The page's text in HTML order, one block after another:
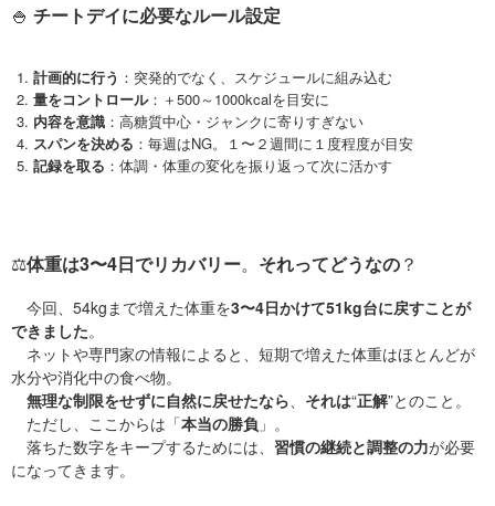
🍚 チートデイに必要なルール設定
計画的に行う ：突発的でなく、スケジュールに組み込む
量をコントロール：＋500～1000kcalを目安に
内容を意識 ：高糖質中心・ジャンクに寄りすぎない
スパンを決める ：毎週はNG。１〜２週間に１度程度が目安
記録を取る ：体調・体重の変化を振り返って次に活かす
⚖️体重は3〜4日でリカバリー。 それってどうなの？
今回、54kgまで増えた体重を3〜4日かけて51kg台に戻すことが
できました。
ネットや専門家の情報によると、短期で増えた体重はほとんどが
水分や消化中の食べ物。
無理な制限をせずに自然に戻せたなら
それは“正解”とのこと。
ただし、ここからは「本当の勝負 」。
落ちた数字をキープするためには、 習慣の継続と調整の力が必要
になってきます。